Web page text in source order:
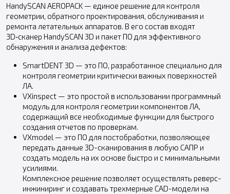
HandySCAN AEROPACK — единое решение для контроля
геометрии, обратного проектирования, обслуживания и
ремонта летательных аппаратов. В его состав входят
3D‑сканер HandySCAN 3D и пакет ПО для эффективного
обнаружения и анализа дефектов:
SmartDENT 3D — это ПО, разработанное специально для
контроля геометрии критически важных поверхностей
ЛА.
VXinspect — это простой в использовании программный
модуль для контроля геометрии компонентов ЛА,
содержащий все необходимые функции для быстрого
создания отчетов по проверкам.
VXmodel — это ПО для постобработки, позволяющее
передать данные 3D-сканирования в любую САПР и
создать модель на их основе быстро и с минимальными
усилиями.
Комплексное решение позволяет осуществлять реверс-
инжиниринг и создавать трехмерные CAD-модели на